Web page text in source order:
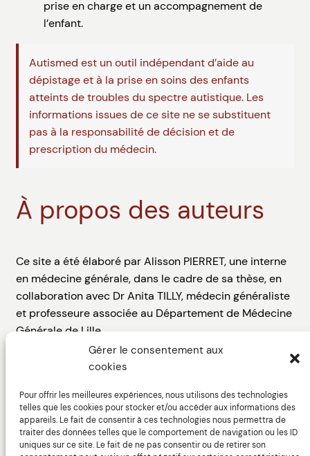
Gérer le consentement aux
cookies
Pour offrir les meilleures expériences, nous utilisons des technologies
telles que les cookies pour stocker et/ou accéder aux informations des
appareils. Le fait de consentir à ces technologies nous permettra de
traiter des données telles que le comportement de navigation ou les ID
uniques sur ce site. Le fait de ne pas consentir ou de retirer son
prise en charge et un accompagnement de
l’enfant.
Autismed est un outil indépendant d’aide au
dépistage et à la prise en soins des enfants
atteints de troubles du spectre autistique. Les
informations issues de ce site ne se substituent
pas à la responsabilité de décision et de
prescription du médecin.
À propos des auteurs
Ce site a été élaboré par Alisson PIERRET, une interne
en médecine générale, dans le cadre de sa thèse, en
collaboration avec Dr Anita TILLY, médecin généraliste
et professeure associée au Département de Médecine
Générale de Lille.
Le web design du site a été assuré par Thibault
GARCIA-DHIF, ergonome spécialisée dans la
conception et l’évaluation des interfaces homme-
machine.